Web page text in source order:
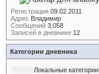
Регистрация 09.02.2011
Адрес Владимир
Сообщений 3,058
Записей в дневнике 12
Категории дневника
Локальные категории